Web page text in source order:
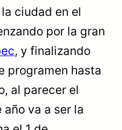
ciudad en el
por la gran
, y finalizando
programen hasta
al parecer el
va a ser la